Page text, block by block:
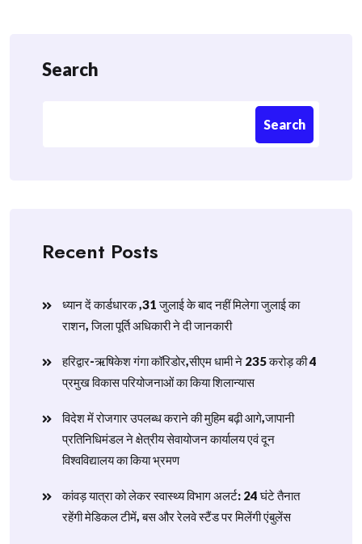
Search
Search
Recent Posts
ध्यान दें कार्डधारक ,31 जुलाई के बाद नहीं मिलेगा जुलाई का
राशन, जिला पूर्ति अधिकारी ने दी जानकारी
हरिद्वार-ऋषिकेश गंगा कॉरिडोर,सीएम धामी ने 235 करोड़ की 4
प्रमुख विकास परियोजनाओं का किया शिलान्यास
विदेश में रोजगार उपलब्ध कराने की मुहिम बढ़ी आगे,जापानी
प्रतिनिधिमंडल ने क्षेत्रीय सेवायोजन कार्यालय एवं दून
विश्वविद्यालय का किया भ्रमण
​कांवड़ यात्रा को लेकर स्वास्थ्य विभाग अलर्ट: 24 घंटे तैनात
रहेंगी मेडिकल टीमें, बस और रेलवे स्टैंड पर मिलेंगी एंबुलेंस